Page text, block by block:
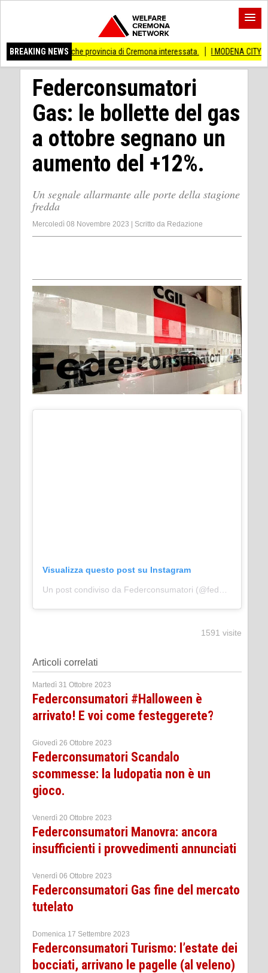
BREAKING NEWS
Anche provincia di Cremona interessata. I MODENA CITY RAMBLERS
Federconsumatori
Gas: le bollette del gas
a ottobre segnano un
aumento del +12%.
Un segnale allarmante alle porte della stagione
fredda
Mercoledì 08 Novembre 2023 Scritto da Redazione
Visualizza questo post su Instagram
1591 visite
Articoli correlati
Martedì 31 Ottobre 2023
Federconsumatori #Halloween è
arrivato! E voi come festeggerete?
Giovedì 26 Ottobre 2023
Federconsumatori Scandalo
scommesse: la ludopatia non è un
gioco.
Venerdì 20 Ottobre 2023
Federconsumatori Manovra: ancora
insufficienti i provvedimenti annunciati
Venerdì 06 Ottobre 2023
Federconsumatori Gas fine del mercato
tutelato
Domenica 17 Settembre 2023
Federconsumatori Turismo: l’estate dei
bocciati, arrivano le pagelle (al veleno)